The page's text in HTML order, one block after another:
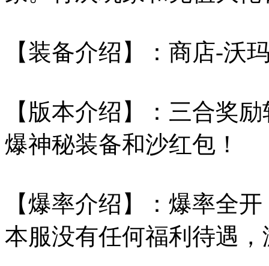
【装备介绍】：商店-沃
【版本介绍】：三合奖
爆神秘装备和沙红包！
【爆率介绍】：爆率全
本服没有任何福利待遇